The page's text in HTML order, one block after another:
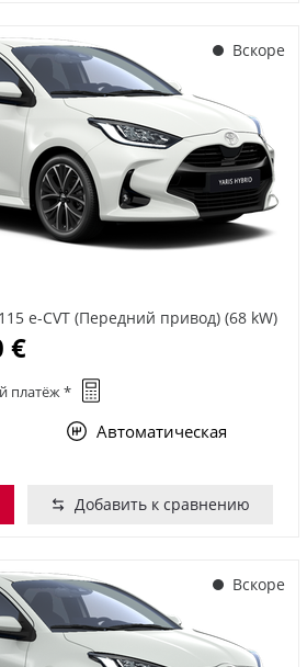
Вскоре
e-CVT (Передний привод) (68 kW)
€
платёж *
Автоматическая
Добавить к сравнению
Вскоре